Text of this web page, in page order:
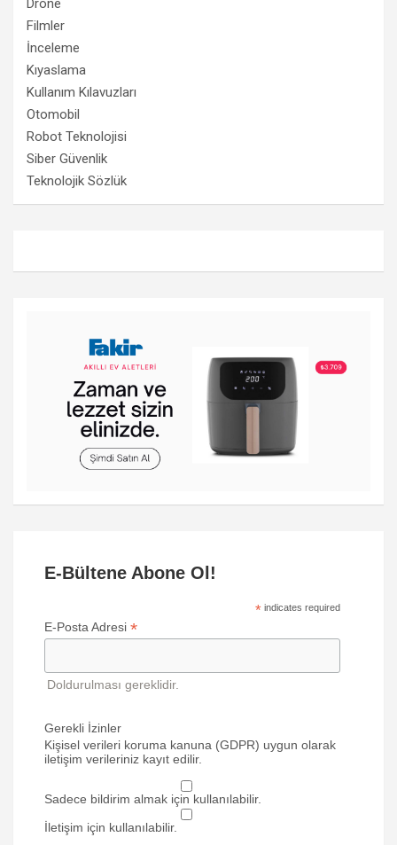
Drone
Filmler
İnceleme
Kıyaslama
Kullanım Kılavuzları
Otomobil
Robot Teknolojisi
Siber Güvenlik
Teknolojik Sözlük
E-Bültene Abone Ol!
* indicates required
E-Posta Adresi *
Doldurulması gereklidir.
Gerekli İzinler
Kişisel verileri koruma kanuna (GDPR) uygun olarak
iletişim verileriniz kayıt edilir.
Sadece bildirim almak için kullanılabilir.
İletişim için kullanılabilir.